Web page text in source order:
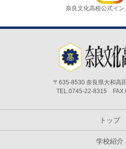
奈良文化高校公式イン
〒635-8530 奈良県大和高
TEL.0745-22-8315
トップ
学校紹介